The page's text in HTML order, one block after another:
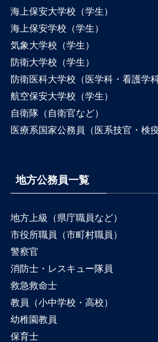
海上保安大学校（学生）
海上保安学校（学生）
気象大学校（学生）
防衛大学校（学生）
防衛医科大学校（医学科・看護学科
航空保安大学校（学生）
自衛隊（自衛官など）
医療系国家公務員（医系技官・検
地方公務員一覧
地方上級（県庁職員など）
市役所職員（市町村職員）
警察官
消防士・レスキュー隊員
救急救命士
教員（小中学校・高校）
幼稚園教員
保育士